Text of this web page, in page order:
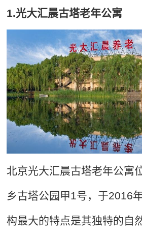
1.光大汇晨古塔老年公寓
北京光大汇晨古塔老年公寓
乡古塔公园甲1号，于2016
构最大的特点是其独特的自